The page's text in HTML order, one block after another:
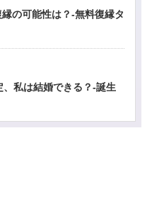
の可能性は？-無料復縁タ
私は結婚できる？-誕生